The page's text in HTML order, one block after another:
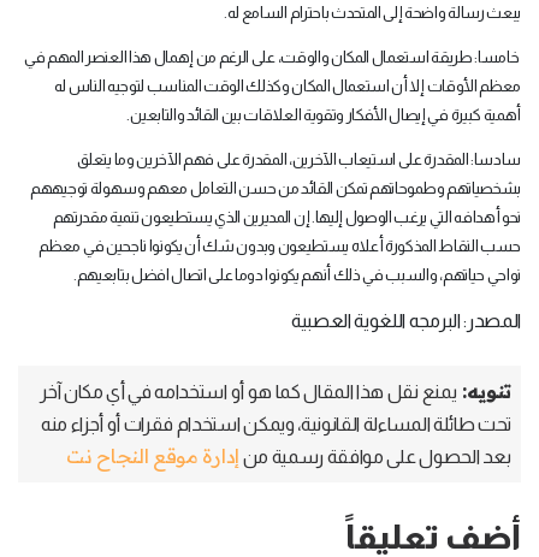
يبعث رسالة واضحة إلى المتحدث باحترام السامع له.
خامسا: طريقة استعمال المكان والوقت، على الرغم من إهمال هذا العنصر المهم في
معظم الأوقات إلا أن استعمال المكان وكذلك الوقت المناسب لتوجيه الناس له
أهمية كبيرة في إيصال الأفكار وتقوية العلاقات بين القائد والتابعين.
سادسا: المقدرة على استيعاب الآخرين، المقدرة على فهم الآخرين وما يتعلق
بشخصياتهم وطموحاتهم تمكن القائد من حسن التعامل معهم وسهولة توجيههم
نحو أهدافه التي يرغب الوصول إليها. إن المديرين الذي يستطيعون تنمية مقدرتهم
حسب النقاط المذكورة أعلاه يستطيعون وبدون شك أن يكونوا ناجحين في معظم
نواحي حياتهم، والسبب في ذلك أنهم يكونوا دوما على اتصال افضل بتابعيهم.
المصدر: البرمجه اللغوية العصبية
تنويه: يمنع نقل هذا المقال كما هو أو استخدامه في أي مكان آخر
تحت طائلة المساءلة القانونية، ويمكن استخدام فقرات أو أجزاء منه
بعد الحصول على موافقة رسمية من إدارة موقع النجاح نت
أضف تعليقاً